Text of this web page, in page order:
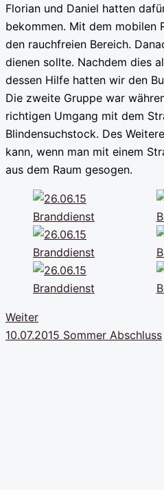
Florian und Daniel hatten
bekommen. Mit dem mobilen
den rauchfreien Bereich.
dienen sollte. Nachdem dies
dessen Hilfe hatten wir den
Die zweite Gruppe war
richtigen Umgang mit dem
Blindensuchstock. Des
kann, wenn man mit einem
aus dem Raum gesogen.
Weiter
10.07.2015 Sommer Abschluss